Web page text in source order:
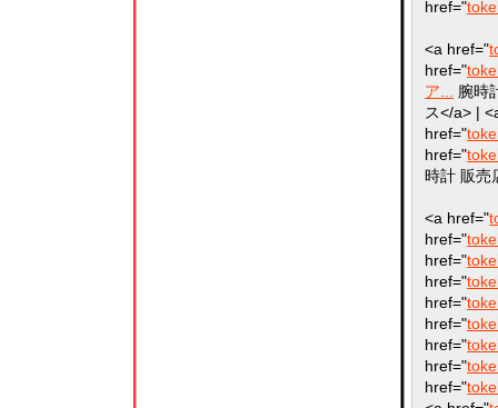
href="
<a href="
href="
ア...
腕時
ス</a> |
href="
href="
時計 販売
<a href="
href="
href="
href="
href="
href="
href="
href="
href="